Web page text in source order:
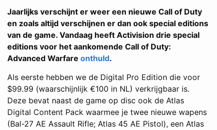
Jaarlijks verschijnt er weer een nieuwe Call of Duty
en zoals altijd verschijnen er dan ook special editions
van de game. Vandaag heeft Activision drie special
editions voor het aankomende Call of Duty:
Advanced Warfare onthuld.
Als eerste hebben we de Digital Pro Edition die voor
$99.99 (waarschijnlijk €100 in NL) verkrijgbaar is.
Deze bevat naast de game op disc ook de Atlas
Digital Content Pack waarmee je twee nieuwe wapens
(Bal-27 AE Assault Rifle; Atlas 45 AE Pistol), een Atlas